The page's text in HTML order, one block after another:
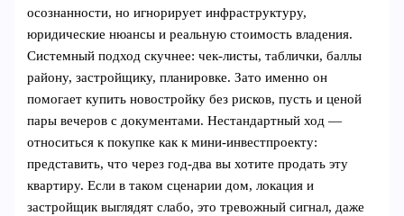
осознанности, но игнорирует инфраструктуру,
юридические нюансы и реальную стоимость владения.
Системный подход скучнее: чек-листы, таблички, баллы
району, застройщику, планировке. Зато именно он
помогает купить новостройку без рисков, пусть и ценой
пары вечеров с документами. Нестандартный ход —
относиться к покупке как к мини-инвестпроекту:
представить, что через год-два вы хотите продать эту
квартиру. Если в таком сценарии дом, локация и
застройщик выглядят слабо, это тревожный сигнал, даже